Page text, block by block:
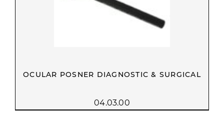
OCULAR POSNER DIAGNOSTIC & SURGICAL
04.03.00